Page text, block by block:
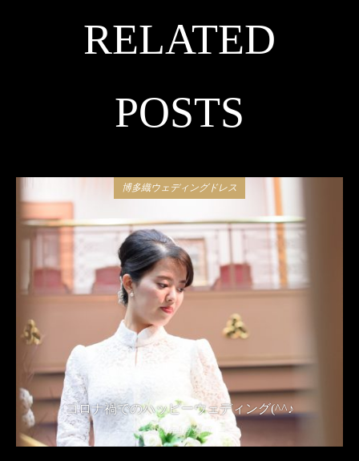
RELATED
POSTS
博多織ウェディングドレス
コロナ禍でのハッピーウェディング(^^♪
2021年4月24日